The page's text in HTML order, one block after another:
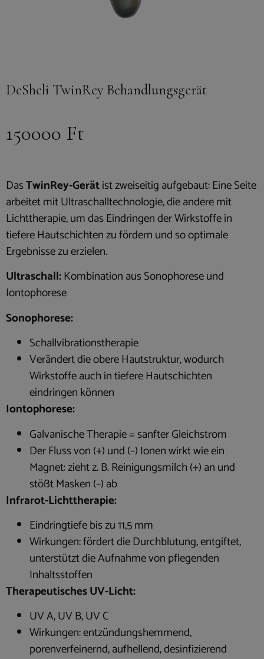
DeSheli TwinRey Behandlungsgerät
150000 Ft
DasTwinRey-Gerätist zweiseitig aufgebaut: Eine Seite
arbeitet mit Ultraschalltechnologie, die andere mit
Lichttherapie, um das Eindringen der Wirkstoffe in
tiefere Hautschichten zu fördern und so optimale
Ergebnisse zu erzielen.
Ultraschall:Kombination aus Sonophorese und
Iontophorese
Sonophorese:
Schallvibrationstherapie
Verändert die obere Hautstruktur, wodurch
Wirkstoffe auch in tiefere Hautschichten
eindringen können
Iontophorese:
Galvanische Therapie = sanfter Gleichstrom
Der Fluss von (+) und (–) Ionen wirkt wie ein
Magnet: zieht z. B. Reinigungsmilch (+) an und
stößt Masken (–) ab
Infrarot-Lichttherapie:
Eindringtiefe bis zu 11,5 mm
Wirkungen: fördert die Durchblutung, entgiftet,
unterstützt die Aufnahme von pflegenden
Inhaltsstoffen
Therapeutisches UV-Licht:
UV A, UV B, UV C
Wirkungen: entzündungshemmend,
porenverfeinernd, aufhellend, desinfizierend